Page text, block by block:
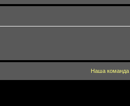
Наша команда